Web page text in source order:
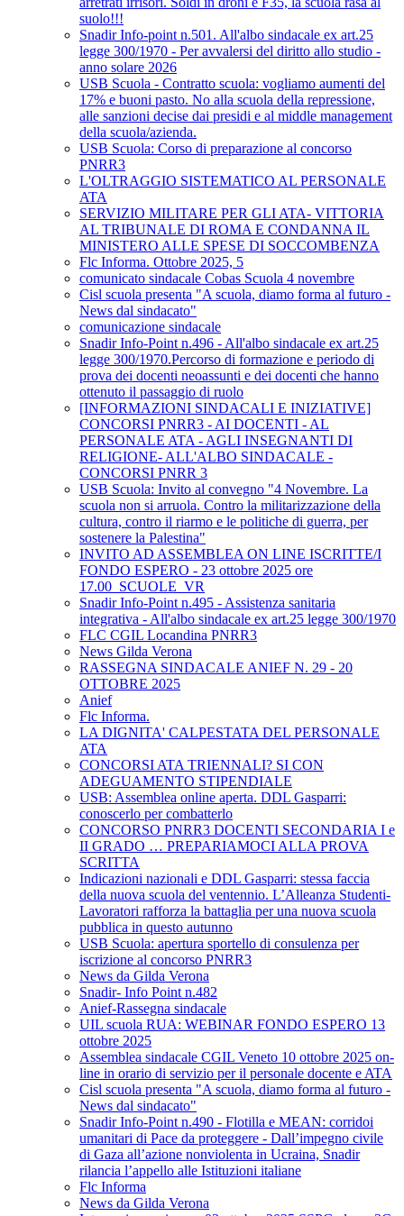
suolo!!!
Snadir Info-point n.501. All'albo sindacale ex art.25
legge 300/1970 - Per avvalersi del diritto allo studio -
anno solare 2026
USB Scuola - Contratto scuola: vogliamo aumenti del
17% e buoni pasto. No alla scuola della repressione,
alle sanzioni decise dai presidi e al middle management
della scuola/azienda.
USB Scuola: Corso di preparazione al concorso
PNRR3
L'OLTRAGGIO SISTEMATICO AL PERSONALE
ATA
SERVIZIO MILITARE PER GLI ATA- VITTORIA
AL TRIBUNALE DI ROMA E CONDANNA IL
MINISTERO ALLE SPESE DI SOCCOMBENZA
Flc Informa. Ottobre 2025, 5
comunicato sindacale Cobas Scuola 4 novembre
Cisl scuola presenta "A scuola, diamo forma al futuro -
News dal sindacato"
comunicazione sindacale
Snadir Info-Point n.496 - All'albo sindacale ex art.25
legge 300/1970.Percorso di formazione e periodo di
prova dei docenti neoassunti e dei docenti che hanno
ottenuto il passaggio di ruolo
[INFORMAZIONI SINDACALI E INIZIATIVE]
CONCORSI PNRR3 - AI DOCENTI - AL
PERSONALE ATA - AGLI INSEGNANTI DI
RELIGIONE- ALL'ALBO SINDACALE -
CONCORSI PNRR 3
USB Scuola: Invito al convegno "4 Novembre. La
scuola non si arruola. Contro la militarizzazione della
cultura, contro il riarmo e le politiche di guerra, per
sostenere la Palestina"
INVITO AD ASSEMBLEA ON LINE ISCRITTE/I
FONDO ESPERO - 23 ottobre 2025 ore
17.00_SCUOLE_VR
Snadir Info-Point n.495 - Assistenza sanitaria
integrativa - All'albo sindacale ex art.25 legge 300/1970
FLC CGIL Locandina PNRR3
News Gilda Verona
RASSEGNA SINDACALE ANIEF N. 29 - 20
OTTOBRE 2025
Anief
Flc Informa.
LA DIGNITA' CALPESTATA DEL PERSONALE
ATA
CONCORSI ATA TRIENNALI? SI CON
ADEGUAMENTO STIPENDIALE
USB: Assemblea online aperta. DDL Gasparri:
conoscerlo per combatterlo
CONCORSO PNRR3 DOCENTI SECONDARIA I e
II GRADO … PREPARIAMOCI ALLA PROVA
SCRITTA
Indicazioni nazionali e DDL Gasparri: stessa faccia
della nuova scuola del ventennio. L’Alleanza Studenti-
Lavoratori rafforza la battaglia per una nuova scuola
pubblica in questo autunno
USB Scuola: apertura sportello di consulenza per
iscrizione al concorso PNRR3
News da Gilda Verona
Snadir- Info Point n.482
Anief-Rassegna sindacale
UIL scuola RUA: WEBINAR FONDO ESPERO 13
ottobre 2025
Assemblea sindacale CGIL Veneto 10 ottobre 2025 on-
line in orario di servizio per il personale docente e ATA
Cisl scuola presenta "A scuola, diamo forma al futuro -
News dal sindacato"
Snadir Info-Point n.490 - Flotilla e MEAN: corridoi
umanitari di Pace da proteggere - Dall’impegno civile
di Gaza all’azione nonviolenta in Ucraina, Snadir
rilancia l’appello alle Istituzioni italiane
Flc Informa
News da Gilda Verona